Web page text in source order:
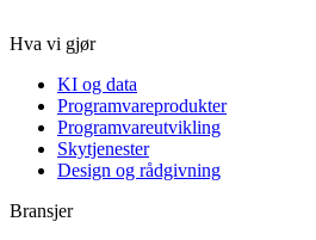
Hva vi gjør
KI og data
Programvareprodukter
Programvareutvikling
Skytjenester
Design og rådgivning
Bransjer